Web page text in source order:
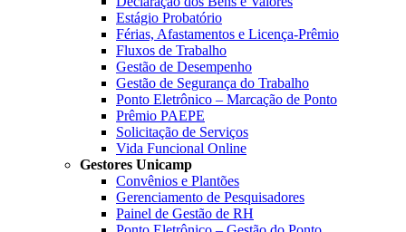
Estágio Probatório
Férias, Afastamentos e Licença-Prêmio
Fluxos de Trabalho
Gestão de Desempenho
Gestão de Segurança do Trabalho
Ponto Eletrônico – Marcação de Ponto
Prêmio PAEPE
Solicitação de Serviços
Vida Funcional Online
Gestores Unicamp
Convênios e Plantões
Gerenciamento de Pesquisadores
Painel de Gestão de RH